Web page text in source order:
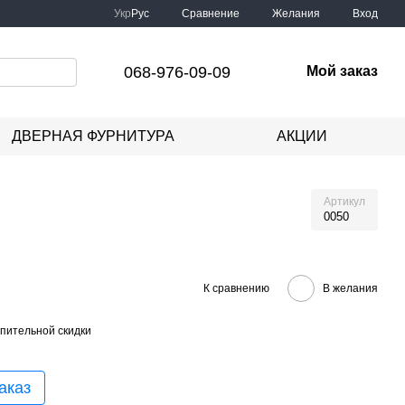
Укр Рус Сравнение Желания Вход
068-976-09-09 Мой заказ
ДВЕРНАЯ ФУРНИТУРА АКЦИИ
Артикул
0050
К сравнению В желания
скидки